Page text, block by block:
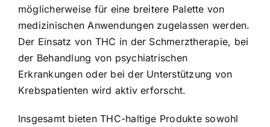
möglicherweise für eine breitere Palette von
medizinischen Anwendungen zugelassen werden.
Der Einsatz von THC in der Schmerztherapie, bei
der Behandlung von psychiatrischen
Erkrankungen oder bei der Unterstützung von
Krebspatienten wird aktiv erforscht.
Insgesamt bieten THC-haltige Produkte sowohl